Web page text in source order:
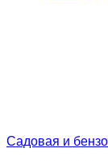
Садовая и